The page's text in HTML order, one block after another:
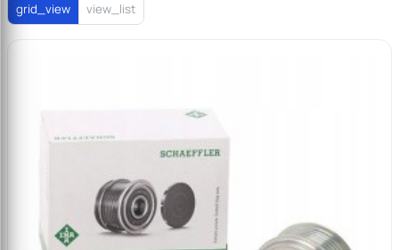
grid_view view_list